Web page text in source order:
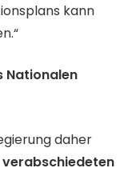
kann
Nationalen
daher
verabschiedeten